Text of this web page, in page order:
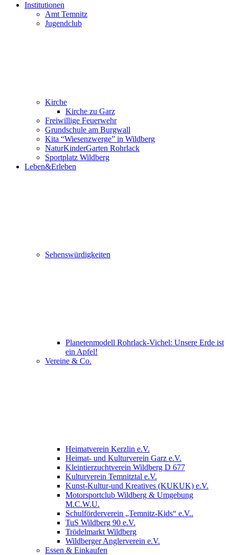
Institutionen
Amt Temnitz
Jugendclub
Kirche
Kirche zu Garz
Freiwillige Feuerwehr
Grundschule am Burgwall
Kita “Wiesenzwerge” in Wildberg
NaturKinderGarten Rohrlack
Sportplatz Wildberg
Leben&Erleben
Sehenswürdigkeiten
Planetenmodell Rohrlack-Vichel: Unsere Erde ist
ein Apfel!
Vereine & Co.
Heimatverein Kerzlin e.V.
Heimat- und Kulturverein Garz e.V.
Kleintierzuchtverein Wildberg D 677
Kulturverein Temnitztal e.V.
Kunst-Kultur-und Kreatives (KUKUK) e.V.
Motorsportclub Wildberg & Umgebung
M.C.W.U.
Schulförderverein „Temnitz-Kids“ e.V..
TuS Wildberg 90 e.V.
Trödelmarkt Wildberg
Wildberger Anglerverein e.V.
Essen & Einkaufen